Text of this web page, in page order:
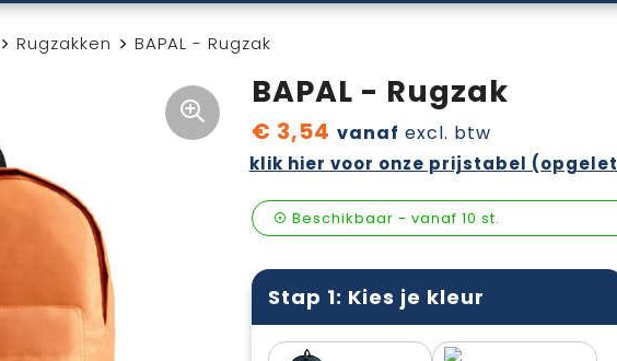
Rugzakken BAPAL - Rugzak
BAPAL - Rugzak
€ 3,54 vanaf excl. btw
klik hier voor onze prijstabel
Beschikbaar - vanaf 10 st.
Stap 1: Kies je kleur